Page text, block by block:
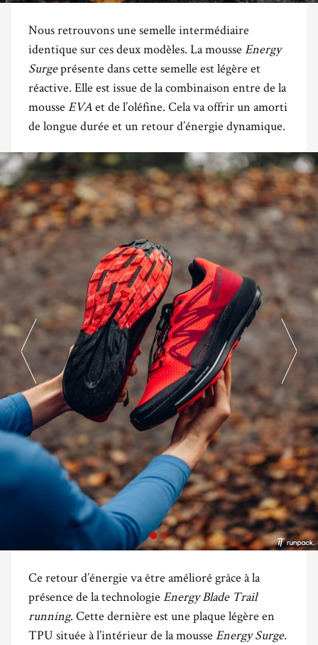
Nous retrouvons une semelle intermédiaire
identique sur ces deux modèles. La mousse Energy
Surgeprésente dans cette semelle est légère et
réactive. Elle est issue de la combinaison entre de la
mousse EVAet de l’oléfine. Cela va offrir un amorti
de longue durée et un retour d’énergie dynamique.
Ce retour d’énergie va être amélioré grâce à la
présence de la technologie Energy Blade Trail
running. Cette dernière est une plaque légère en
TPU située à l’intérieur de la mousse Energy Surge.